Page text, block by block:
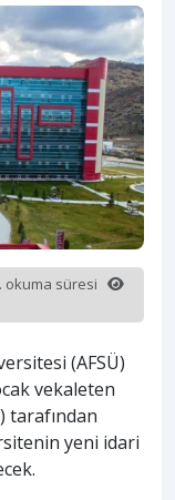
okuma süresi
(AFSÜ)
vekaleten
tarafından
yeni idari